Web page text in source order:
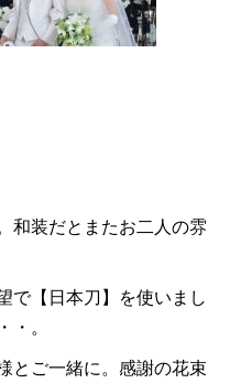
和装だとまたお二人の雰
で【日本刀】を使いまし
・。
とご一緒に。感謝の花束